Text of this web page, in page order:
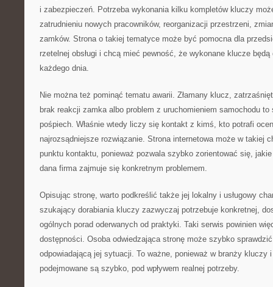
i zabezpieczeń. Potrzeba wykonania kilku kompletów kluczy
zatrudnieniu nowych pracowników, reorganizacji przestrzeni,
zamków. Strona o takiej tematyce może być pomocna dla
rzetelnej obsługi i chcą mieć pewność, że wykonane klucze będą
każdego dnia.
Nie można też pominąć tematu awarii. Złamany klucz,
brak reakcji zamka albo problem z uruchomieniem samochodu to
pośpiech. Właśnie wtedy liczy się kontakt z kimś, kto potrafi
najrozsądniejsze rozwiązanie. Strona internetowa może w takiej
punktu kontaktu, ponieważ pozwala szybko zorientować się,
dana firma zajmuje się konkretnym problemem.
Opisując stronę, warto podkreślić także jej lokalny i usługowy
szukający dorabiania kluczy zazwyczaj potrzebuje konkretnej,
ogólnych porad oderwanych od praktyki. Taki serwis powinien
dostępności. Osoba odwiedzająca stronę może szybko
odpowiadającą jej sytuacji. To ważne, ponieważ w branży kluczy
podejmowane są szybko, pod wpływem realnej potrzeby.